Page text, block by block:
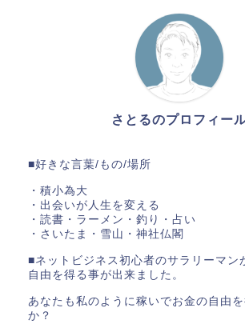
さとるのプロフィー
■好きな言葉/もの/場所
・積小為大
・出会いが人生を変える
・読書・ラーメン・釣り・占い
・さいたま・雪山・神社仏閣
■ネットビジネス初心者のサラリーマン
自由を得る事が出来ました。
あなたも私のように稼いでお金の自由
か？